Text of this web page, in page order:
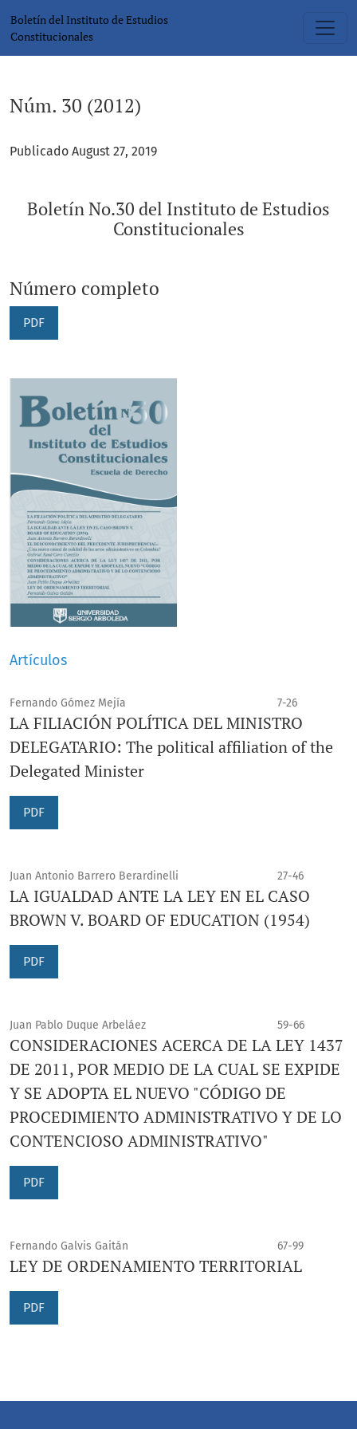
Boletín del Instituto de Estudios
Constitucionales
Núm. 30 (2012)
Publicado August 27, 2019
Boletín No.30 del Instituto de Estudios
Constitucionales
Número completo
PDF
Artículos
Fernando Gómez Mejía 7-26
LA FILIACIÓN POLÍTICA DEL MINISTRO
DELEGATARIO: The political affiliation of the
Delegated Minister
PDF
Juan Antonio Barrero Berardinelli 27-46
LA IGUALDAD ANTE LA LEY EN EL CASO
BROWN V. BOARD OF EDUCATION (1954)
PDF
Juan Pablo Duque Arbeláez 59-66
CONSIDERACIONES ACERCA DE LA LEY 1437
DE 2011, POR MEDIO DE LA CUAL SE EXPIDE
Y SE ADOPTA EL NUEVO "CÓDIGO DE
PROCEDIMIENTO ADMINISTRATIVO Y DE LO
CONTENCIOSO ADMINISTRATIVO"
PDF
Fernando Galvis Gaitán 67-99
LEY DE ORDENAMIENTO TERRITORIAL
PDF